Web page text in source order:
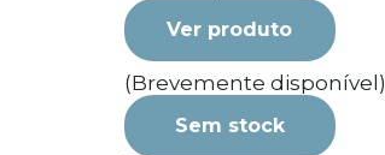
Ver produto
(Brevemente disponível)
Sem stock